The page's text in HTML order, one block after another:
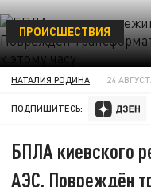
ПРОИСШЕСТВИЯ
НАТАЛИЯ РОДИНА 24
ПОДПИШИТЕСЬ:
БПЛА киевского
АЭС. Повреждён